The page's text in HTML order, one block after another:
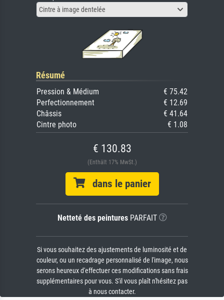
Cintre à image dentelée
Résumé
Pression & Médium
€ 75.42
Perfectionnement
€ 12.69
Châssis
€ 41.64
Cintre photo
€ 1.08
€ 130.83
(Enthält 17% MwSt.)
dans le panier
Netteté des peinturesPARFAIT
Si vous souhaitez des ajustements de luminosité et de
couleur, ou un recadrage personnalisé de l'image, nous
serons heureux d'effectuer ces modifications sans frais
supplémentaires pour vous. S'il vous plaît n'hésitez pas
à nous contacter.